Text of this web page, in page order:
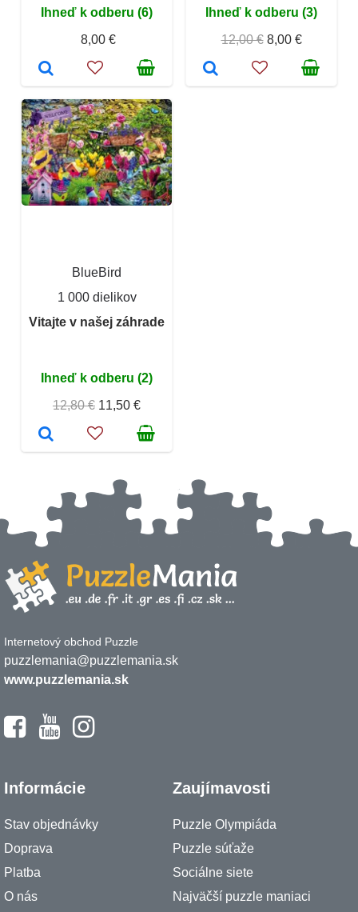
Ihneď k odberu (6)
8,00 €
Ihneď k odberu (3)
12,00 € 8,00 €
BlueBird
1 000 dielikov
Vitajte v našej záhrade
Ihneď k odberu (2)
12,80 € 11,50 €
Internetový obchod Puzzle
puzzlemania@puzzlemania.sk
www.puzzlemania.sk
Informácie
Stav objednávky
Doprava
Platba
O nás
Zaujímavosti
Puzzle Olympiáda
Puzzle súťaže
Sociálne siete
Najväčší puzzle maniaci